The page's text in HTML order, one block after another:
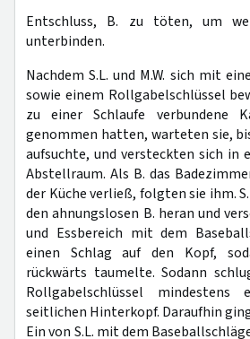
Entschluss, B. zu töten, um
unterbinden.
Nachdem S.L. und M.W. sich mit
sowie einem Rollgabelschlüssel
zu einer Schlaufe verbundene
genommen hatten, warteten sie,
aufsuchte, und versteckten sich in
Abstellraum. Als B. das
der Küche verließ, folgten sie ihm.
den ahnungslosen B. heran und
und Essbereich mit dem
einen Schlag auf den Kopf,
rückwärts taumelte. Sodann
Rollgabelschlüssel
seitlichen Hinterkopf. Daraufhin
Ein von S.L. mit dem